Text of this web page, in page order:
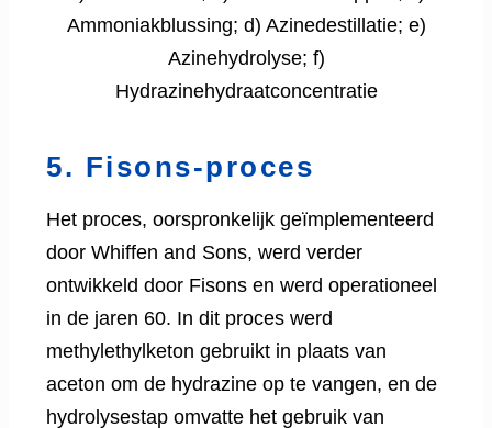
Ammoniakblussing; d) Azinedestillatie; e)
Azinehydrolyse; f)
Hydrazinehydraatconcentratie
5. Fisons-proces
Het proces, oorspronkelijk geïmplementeerd
door Whiffen and Sons, werd verder
ontwikkeld door Fisons en werd operationeel
in de jaren 60. In dit proces werd
methylethylketon gebruikt in plaats van
aceton om de hydrazine op te vangen, en de
hydrolysestap omvatte het gebruik van